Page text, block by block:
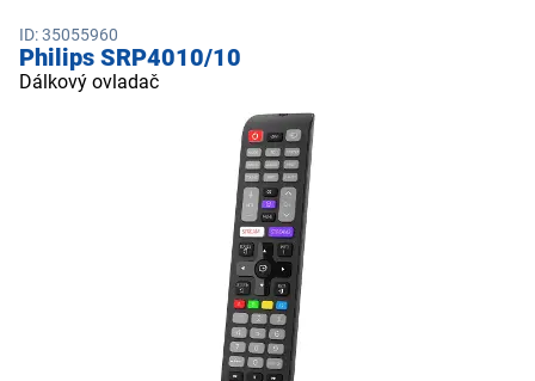
ID: 35055960
Philips SRP4010/10
Dálkový ovladač